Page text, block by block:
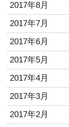
2017年8月
2017年7月
2017年6月
2017年5月
2017年4月
2017年3月
2017年2月